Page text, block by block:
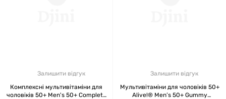
Залишити відгук
Комплексні мультивітаміни для
чоловіків 50+ Men's 50+ Complete
Залишити відгук
Мультивітаміни для чоловіків 50+
Alive!® Men’s 50+ Gummy